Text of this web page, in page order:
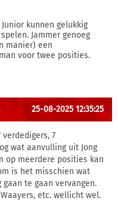
kunnen gelukkig
Jammer genoeg
manier) een
voor twee posities.
25-08-2025 12:35:25
7
wat aanvulling uit Jong
op meerdere posities kan
is het misschien wat
te gaan vervangen.
etc. wellicht wel.